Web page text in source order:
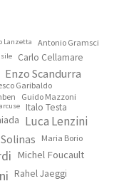
Lanzetta Antonio Gramsci
Carlo Cellamare
Enzo Scandurra
Garibaldo
Guido Mazzoni
Italo Testa
Luca Lenzini
Maria Borio
Michel Foucault
Rahel Jaeggi